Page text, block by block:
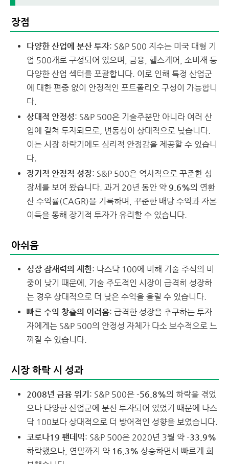
장점
다양한 산업에 분산 투자: S&P 500 지수는 미국 대형 기
업 500개로 구성되어 있으며, 금융, 헬스케어, 소비재 등
다양한 산업 섹터를 포괄합니다. 이로 인해 특정 산업군
에 대한 편중 없이 안정적인 포트폴리오 구성이 가능합니
다.
상대적 안정성: S&P 500은 기술주뿐만 아니라 여러 산
업에 걸쳐 투자되므로, 변동성이 상대적으로 낮습니다.
이는 시장 하락기에도 심리적 안정감을 제공할 수 있습니
다.
장기적 안정적 성장: S&P 500은 역사적으로 꾸준한 성
장세를 보여 왔습니다. 과거 20년 동안 약 9.6%의 연환
산 수익률(CAGR)을 기록하며, 꾸준한 배당 수익과 자본
이득을 통해 장기적 투자가 유리할 수 있습니다.
아쉬움
성장 잠재력의 제한: 나스닥 100에 비해 기술 주식의 비
중이 낮기 때문에, 기술 주도적인 시장이 급격히 성장하
는 경우 상대적으로 더 낮은 수익을 올릴 수 있습니다.
빠른 수익 창출의 어려움: 급격한 성장을 추구하는 투자
자에게는 S&P 500의 안정성 자체가 다소 보수적으로 느
껴질 수 있습니다.
시장 하락 시 성과
2008년 금융 위기 : S&P 500은 -56.8%의 하락을 겪었
으나 다양한 산업군에 분산 투자되어 있었기 때문에 나스
닥 100보다 상대적으로 더 방어적인 성향을 보였습니다.
코로나19 팬데믹: S&P 500은 2020년 3월 약 -33.9%
하락했으나, 연말까지 약 16.3% 상승하면서 빠르게 회